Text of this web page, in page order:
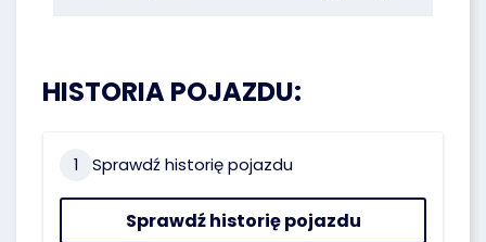
HISTORIA POJAZDU:
1 Sprawdź historię pojazdu
Sprawdź historię pojazdu